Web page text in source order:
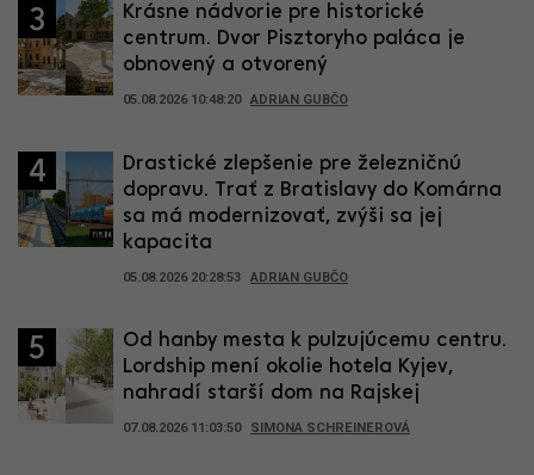
3
Krásne nádvorie pre historické
centrum. Dvor Pisztoryho paláca je
obnovený a otvorený
05.08.2026 10:48:20 ADRIAN GUBČO
4
Drastické zlepšenie pre železničnú
dopravu. Trať z Bratislavy do Komárna
sa má modernizovať, zvýši sa jej
kapacita
05.08.2026 20:28:53 ADRIAN GUBČO
5
Od hanby mesta k pulzujúcemu centru.
Lordship mení okolie hotela Kyjev,
nahradí starší dom na Rajskej
07.08.2026 11:03:50 SIMONA SCHREINEROVÁ